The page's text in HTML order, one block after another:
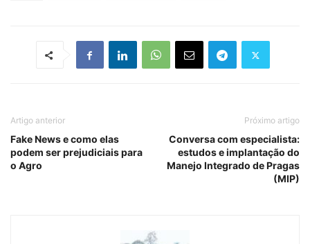
Artigo anterior
Fake News e como elas
podem ser prejudiciais para
o Agro
Próximo artigo
Conversa com especialista:
estudos e implantação do
Manejo Integrado de Pragas
(MIP)